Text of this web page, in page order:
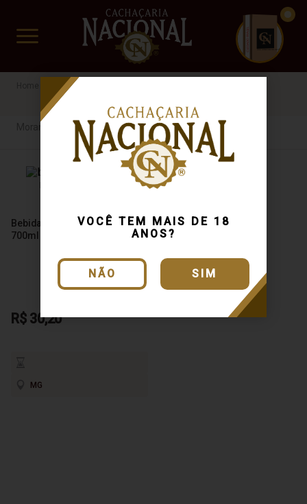
VOCÊ TEM MAIS DE 18
ANOS?
NÃO SIM
www.cachacarianacional.com.br
CUIDADO FRÁGIL
Outras Bebidas
Bebida Mista Tiúba Morango
700ml
R$ 30,20
MG